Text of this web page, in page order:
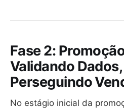
Fase 2:
Validando
Perseguindo
No estágio inicial da